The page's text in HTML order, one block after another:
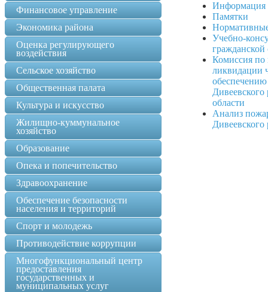
Информация
Памятки
Учебно-
гражданской
Комиссия
ликвидации
области
Анализ
Дивеевского
Финансовое управление
Экономика района
Оценка регулирующего
воздействия
Сельское хозяйство
Общественная палата
Культура и искусство
Жилищно-куммунальное
хозяйство
Образование
Опека и попечительство
Здравоохранение
Обеспечение безопасности
населения и территорий
Спорт и молодежь
Противодействие коррупции
Многофункциональный центр
предоставления
государственных и
муниципальных услуг